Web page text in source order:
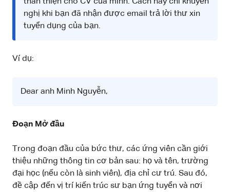
nghị khi bạn đã nhận được email trả lời thư xin
tuyển dụng của bạn.
Ví dụ:
Dear anh Minh Nguyễn,
Đoạn Mở đầu
Trong đoạn đầu của bức thư, các ứng viên cần giới
thiệu những thông tin cơ bản sau: họ và tên, trường
đại học (nếu còn là sinh viên), địa chỉ cư trú. Sau đó,
đề cập đến vị trí kiến trúc sư bạn ứng tuyển và nơi